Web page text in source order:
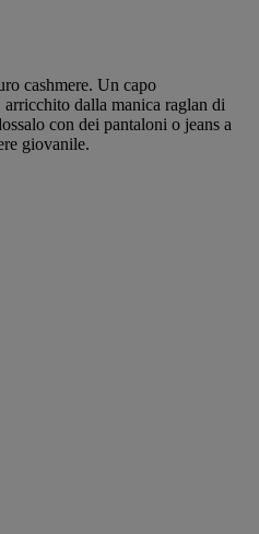
cashmere. Un capo
dalla manica raglan di
con dei pantaloni o jeans a
giovanile.